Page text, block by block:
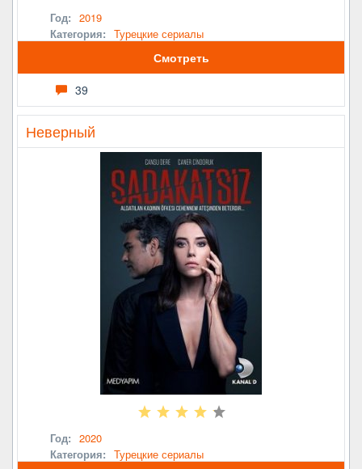
Год: 2019
Категория: Турецкие сериалы
Смотреть
39
Неверный
Год: 2020
Категория: Турецкие сериалы